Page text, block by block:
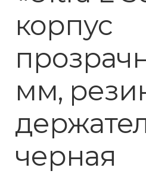
корпус
мм,
черная